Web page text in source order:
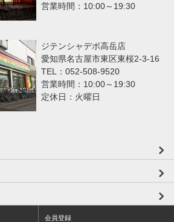
営業時間：10:00～19:30
ジテンシャデポ高岳店
愛知県名古屋市東区東桜2-3-16
TEL：052-508-9520
営業時間：10:00～19:30
定休日：火曜日
会員登録